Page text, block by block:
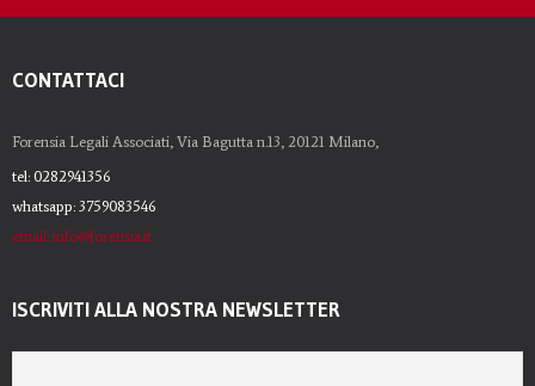
CONTATTACI
Forensia Legali Associati, Via Bagutta n.13, 20121 Milano,
tel: 0282941356
whatsapp: 3759083546
email: info@forensia.it
ISCRIVITI ALLA NOSTRA NEWSLETTER